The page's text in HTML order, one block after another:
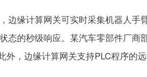
边缘计算网关可实时采集机器人手
态的秒级响应。某汽车零部件厂商
，边缘计算网关支持PLC程序的远